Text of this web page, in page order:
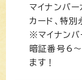
マイナンバー
カード、特
※マイナン
暗証番号6
ます！